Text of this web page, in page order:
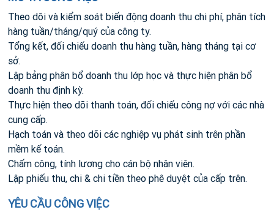
Theo dõi và kiểm soát biến động doanh thu chi phí, phân tích
hàng tuần/tháng/quý của công ty.
Tổng kết, đối chiếu doanh thu hàng tuần, hàng tháng tại cơ
sở.
Lập bảng phân bổ doanh thu lớp học và thực hiện phân bổ
doanh thu định kỳ.
Thực hiện theo dõi thanh toán, đối chiếu công nợ với các nhà
cung cấp.
Hạch toán và theo dõi các nghiệp vụ phát sinh trên phần
mềm kế toán.
Chấm công, tính lương cho cán bộ nhân viên.
Lập phiếu thu, chi & chi tiền theo phê duyệt của cấp trên.
YÊU CẦU CÔNG VIỆC